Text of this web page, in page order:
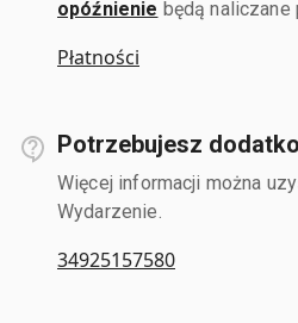
opóźnienie będą naliczane
Płatności
Potrzebujesz
Więcej informacji można
Wydarzenie.
34925157580